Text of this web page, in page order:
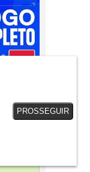
PROSSEGUIR